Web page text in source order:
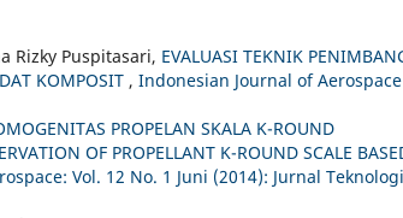
Rizky Puspitasari, EVALUASI TEKNIK
KOMPOSIT , Indonesian Journal of
PROPELAN SKALA K-ROUND
OF PROPELLANT K-ROUND SCALE
Vol. 12 No. 1 Juni (2014): Jurnal Teknologi